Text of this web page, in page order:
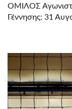
ΟΜΙΛΟΣ
Γέννησης: 31